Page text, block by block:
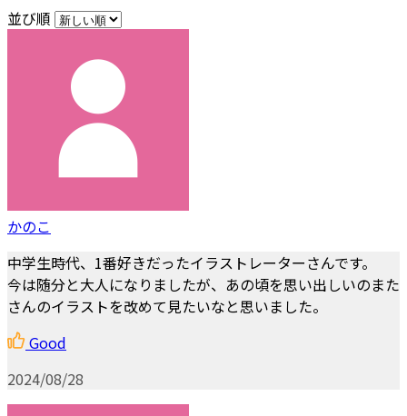
並び順
かのこ
中学生時代、1番好きだったイラストレーターさんです。
今は随分と大人になりましたが、あの頃を思い出しいのまた
さんのイラストを改めて見たいなと思いました。
Good
2024/08/28